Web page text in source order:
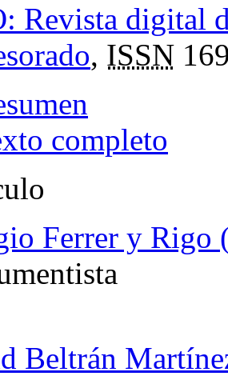
Revista digital
, ISSN
completo
Ferrer y Rigo
Beltrán